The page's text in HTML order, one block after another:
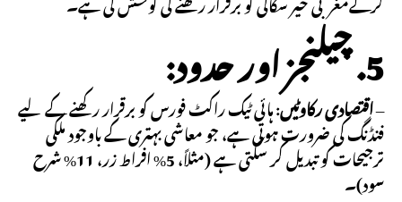
5. چیلنجز اور حدود:
–اقتصادی رکاوٹیں: ہائی ٹیک راکٹ فورس کو برقرار رکھنے کے لیے
فنڈنگ کی ضرورت ہوتی ہے، جو معاشی بہتری کے باوجود ملکی
ترجیحات کو تبدیل کر سکتی ہے (مثلاً، 5% افراط زر، 11% شرح
سود)۔